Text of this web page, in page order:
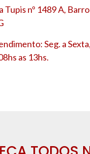
Tupis nº 1489 A,
Seg. a
as 13hs.